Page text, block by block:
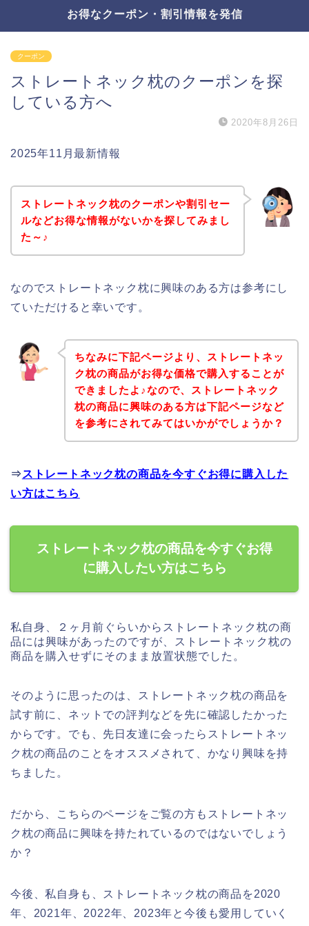
お得なクーポン・割引情報を発信
クーポン
ストレートネック枕のクーポンを探
している方へ
2020年8月26日
2025年11月最新情報
ストレートネック枕のクーポンや割引セー
ルなどお得な情報がないかを探してみまし
た～♪
なのでストレートネック枕に興味のある方は参考にし
ていただけると幸いです。
ちなみに下記ページより、ストレートネッ
ク枕の商品がお得な価格で購入することが
できましたよ♪なので、ストレートネック
枕の商品に興味のある方は下記ページなど
を参考にされてみてはいかがでしょうか？
⇒ ストレートネック枕の商品を今すぐお得に購入した
い方はこちら
ストレートネック枕の商品を今すぐお得
に購入したい方はこちら
私自身、２ヶ月前ぐらいからストレートネック枕の商
品には興味があったのですが、ストレートネック枕の
商品を購入せずにそのまま放置状態でした。
そのように思ったのは、ストレートネック枕の商品を
試す前に、ネットでの評判などを先に確認したかった
からです。でも、先日友達に会ったらストレートネッ
ク枕の商品のことをオススメされて、かなり興味を持
ちました。
だから、こちらのページをご覧の方もストレートネッ
ク枕の商品に興味を持たれているのではないでしょう
か？
今後、私自身も、ストレートネック枕の商品を2020
年、2021年、2022年、2023年と今後も愛用していく